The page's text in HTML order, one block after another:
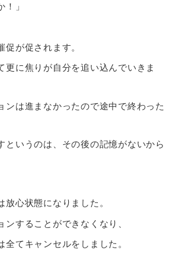
！」
促が促されます。
更に焦りが自分を追い込んでいきま
ンは進まなかったので途中で終わった
というのは、その後の記憶がないから
放心状態になりました。
ンすることができなくなり、
全てキャンセルをしました。